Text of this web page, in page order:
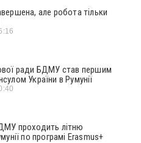
але робота тільки
ради БДМУ став першим
України в Румунії
проходить літню
по програмі Erasmus+